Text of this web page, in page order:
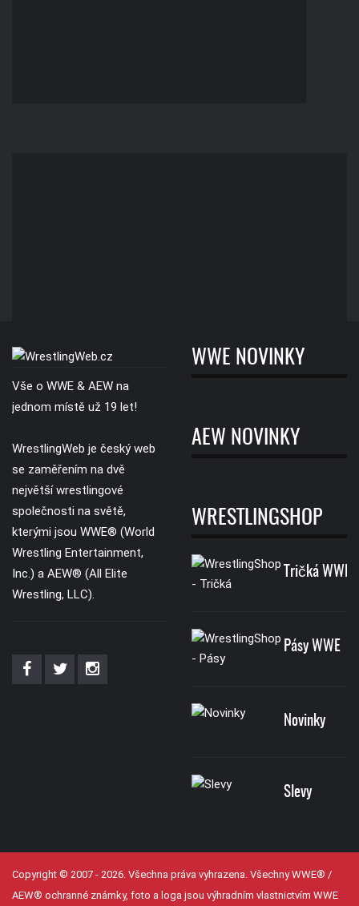
Vše o WWE & AEW na
jednom místě už 19 let!
WrestlingWeb je český web
se zaměřením na dvě
největší wrestlingové
společnosti na světě,
kterými jsou WWE® (World
Wrestling Entertainment,
Inc.) a AEW® (All Elite
Wrestling, LLC).
WWE NOVINKY
AEW NOVINKY
WRESTLINGSHOP
Tričká WWE
Pásy WWE
Novinky
Slevy
Copyright © 2007 - 2026. Všechna práva vyhrazena. Všechny WWE® /
AEW® ochranné známky, foto a loga jsou výhradním vlastnictvím WWE